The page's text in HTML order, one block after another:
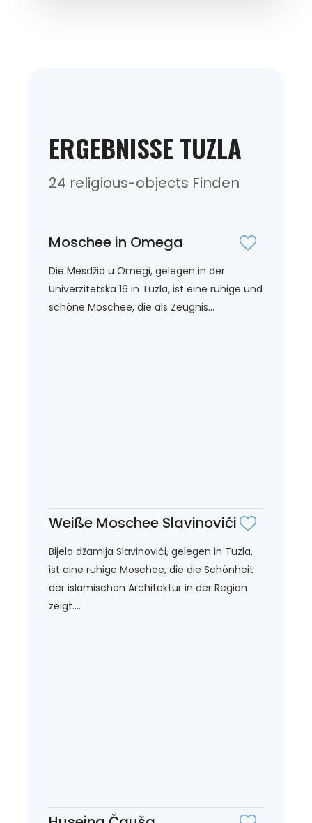
ERGEBNISSE TUZLA
24 religious-objects Finden
Moschee in Omega
Die Mesdžid u Omegi, gelegen in der
Univerzitetska 16 in Tuzla, ist eine ruhige und
schöne Moschee, die als Zeugnis...
Weiße Moschee Slavinovići
Bijela džamija Slavinovići, gelegen in Tuzla,
ist eine ruhige Moschee, die die Schönheit
der islamischen Architektur in der Region
zeigt....